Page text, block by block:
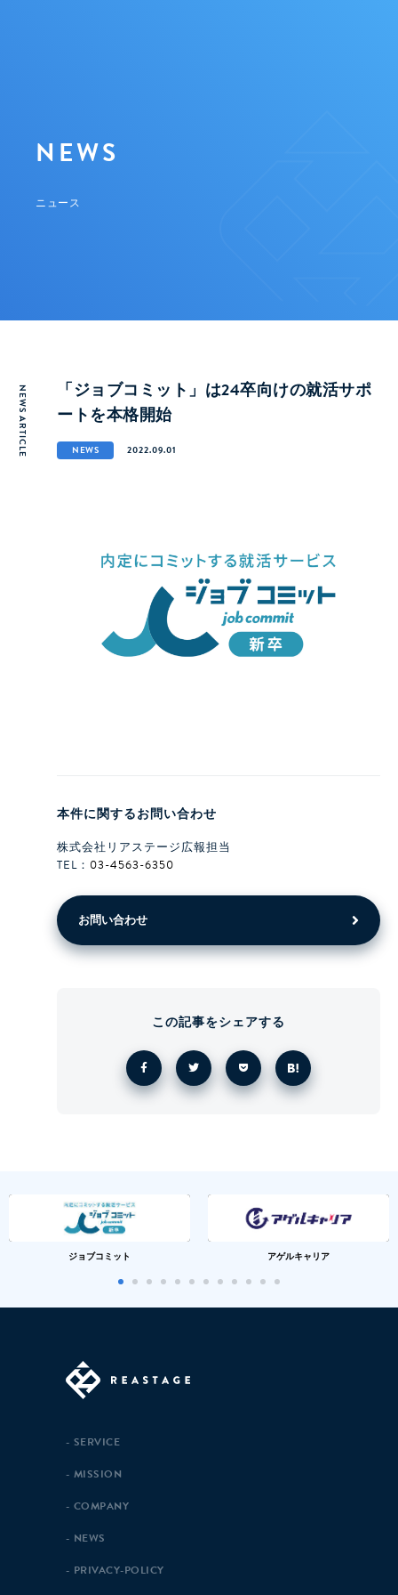
NEWS
ニュース
NEWS ARTICLE
「ジョブコミット」は24卒向けの就活サポ
ートを本格開始
NEWS 2022.09.01
本件に関するお問い合わせ
株式会社リアステージ広報担当
TEL： 03-4563-6350
お問い合わせ
この記事をシェアする
ジョブコミット アゲルキャリア
SERVICE
MISSION
COMPANY
NEWS
PRIVACY-POLICY